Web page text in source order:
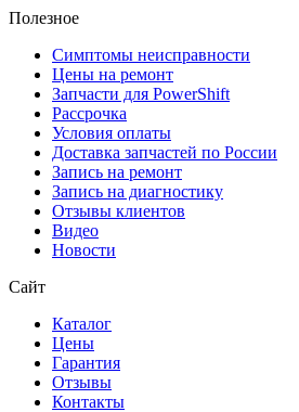
Полезное
Симптомы неисправности
Цены на ремонт
Запчасти для PowerShift
Рассрочка
Условия оплаты
Доставка запчастей по России
Запись на ремонт
Запись на диагностику
Отзывы клиентов
Видео
Новости
Сайт
Каталог
Цены
Гарантия
Отзывы
Контакты